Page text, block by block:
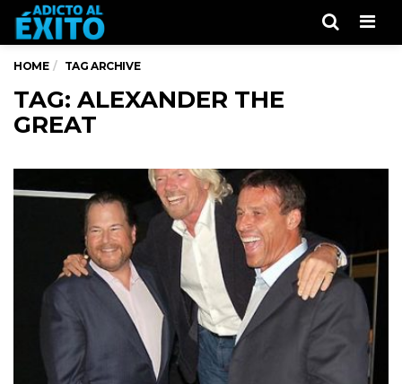
HOME TAG ARCHIVE
TAG: ALEXANDER THE
GREAT